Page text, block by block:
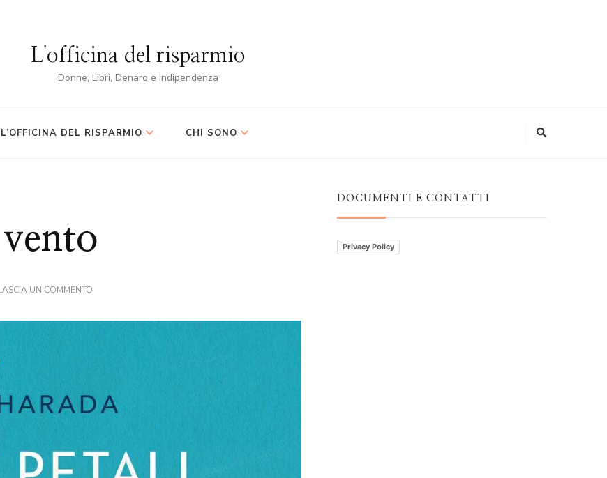
L'officina del risparmio
Donne, Libri, Denaro e Indipendenza
L’OFFICINA DEL RISPARMIO CHI SONO
UN COMMENTO
DOCUMENTI E CONTATTI
Privacy Policy